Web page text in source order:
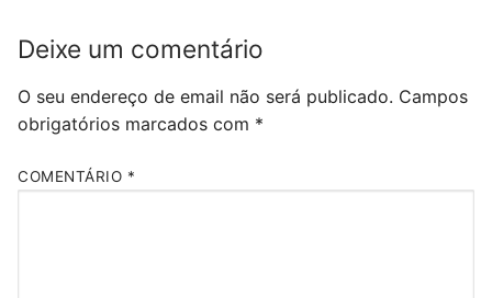
Deixe um comentário
O seu endereço de email não será publicado. Campos
obrigatórios marcados com *
COMENTÁRIO *